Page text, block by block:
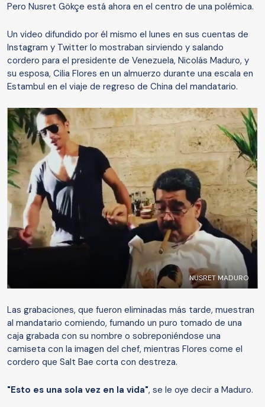
Pero Nusret Gökçe está ahora en el centro de una polémica.
Un video difundido por él mismo el lunes en sus cuentas de
Instagram y Twitter lo mostraban sirviendo y salando
cordero para el presidente de Venezuela, Nicolás Maduro, y
su esposa, Cilia Flores en un almuerzo durante una escala en
Estambul en el viaje de regreso de China del mandatario.
NUSRET MADURO
Las grabaciones, que fueron eliminadas más tarde, muestran
al mandatario comiendo, fumando un puro tomado de una
caja grabada con su nombre o sobreponiéndose una
camiseta con la imagen del chef, mientras Flores come el
cordero que Salt Bae corta con destreza.
"Esto es una sola vez en la vida", se le oye decir a Maduro.